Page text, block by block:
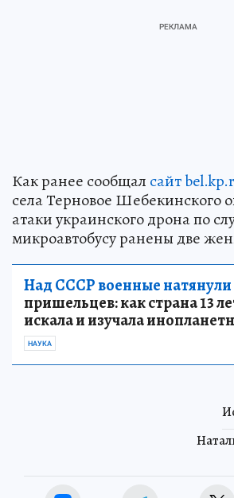
Как ранее сообщал сайт
села Терновое Шебекинского
атаки украинского дрона по
микроавтобусу ранены две
Над СССР военные натянули
пришельцев: как страна 13
искала и изучала
НАУКА